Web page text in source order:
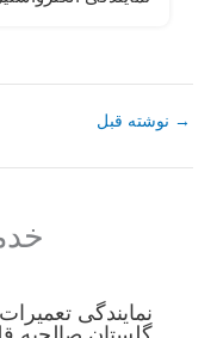
→ نوشته قبل
نمایندگی